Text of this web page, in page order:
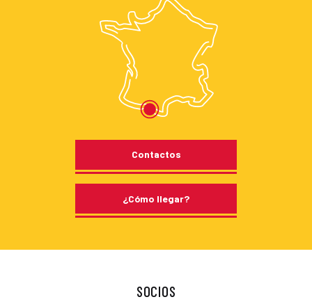
Contactos
¿Cómo llegar?
SOCIOS